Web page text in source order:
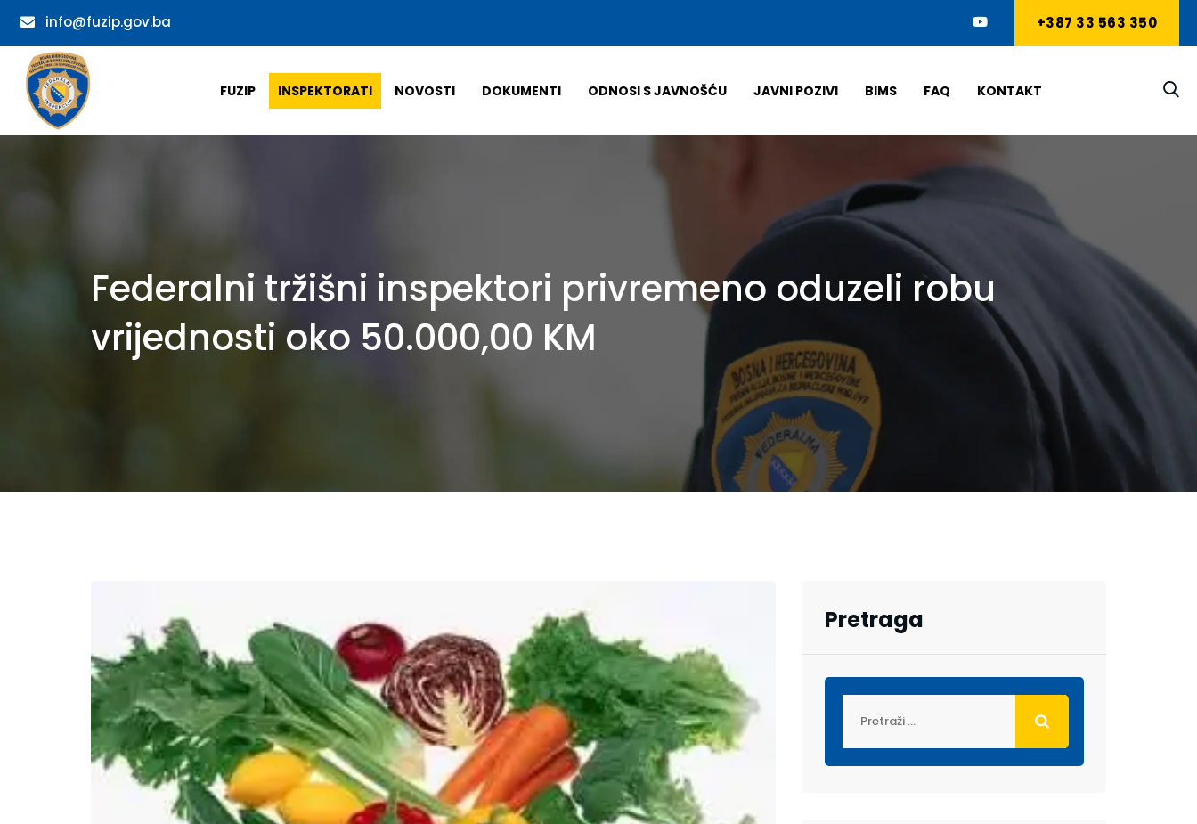
info@fuzip.gov.ba +387 33 563 350
FUZIP INSPEKTORATI NOVOSTI DOKUMENTI ODNOSI S JAVNOŠĆU JAVNI POZIVI BIMS FAQ KONTAKT
Federalni tržišni inspektori privremeno oduzeli robu
vrijednosti oko 50.000,00 KM
Pretraga